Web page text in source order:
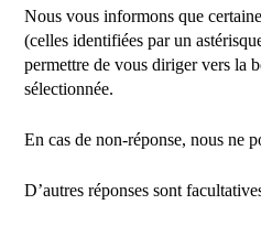
Nous vous informons que
(celles identifiées par un
permettre de vous diriger vers la
sélectionnée.
En cas de non-réponse, nous ne
D’autres réponses sont